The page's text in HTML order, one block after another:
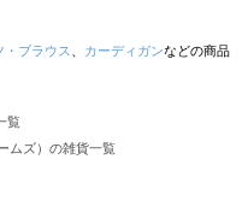
・ブラウス カーディガンなどの商品
覧
ムズ）の雑貨一覧
サモスモス）の雑貨一覧